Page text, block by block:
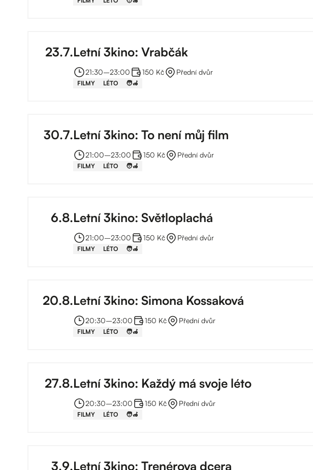
23.7.Letní 3kino: Vrabčák
21:30–⁠23:00 150 Kč Přední dvůr
FILMY LÉTO 🧑‍🦽
30.7.Letní 3kino: To není můj film
21:00–⁠23:00 150 Kč Přední dvůr
FILMY LÉTO 🧑‍🦽
6.8.Letní 3kino: Světloplachá
21:00–⁠23:00 150 Kč Přední dvůr
FILMY LÉTO 🧑‍🦽
20.8.Letní 3kino: Simona Kossaková
20:30–⁠23:00 150 Kč Přední dvůr
FILMY LÉTO 🧑‍🦽
27.8.Letní 3kino: Každý má svoje léto
20:30–⁠23:00 150 Kč Přední dvůr
FILMY LÉTO 🧑‍🦽
3.9.Letní 3kino: Trenérova dcera